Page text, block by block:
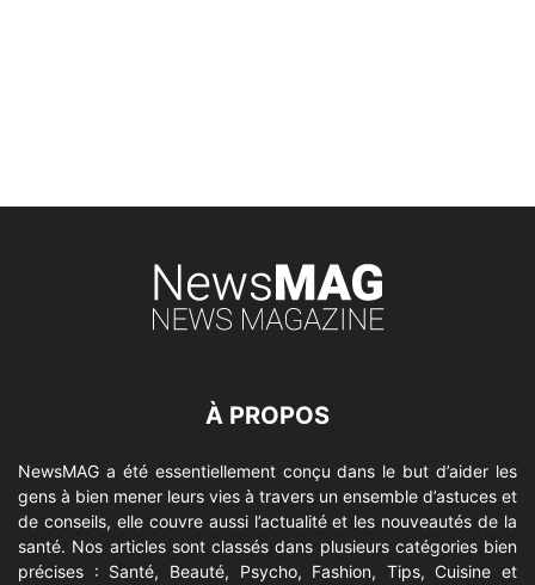
À PROPOS
NewsMAG a été essentiellement conçu dans le but d’aider les
gens à bien mener leurs vies à travers un ensemble d’astuces et
de conseils, elle couvre aussi l’actualité et les nouveautés de la
santé. Nos articles sont classés dans plusieurs catégories bien
précises : Santé, Beauté, Psycho, Fashion, Tips, Cuisine et